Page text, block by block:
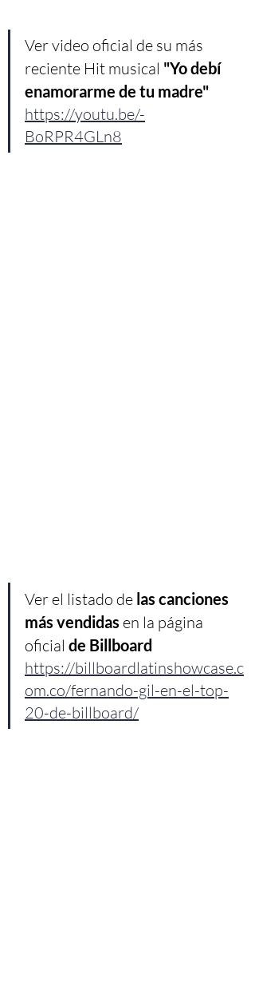
Ver video oficial de su más
reciente Hit musical "Yo debí
enamorarme de tu madre"
https://youtu.be/-
BoRPR4GLn8
Ver el listado de las canciones
más vendidas en la página
oficial de Billboard
https://billboardlatinshowcase.c
om.co/fernando-gil-en-el-top-
20-de-billboard/